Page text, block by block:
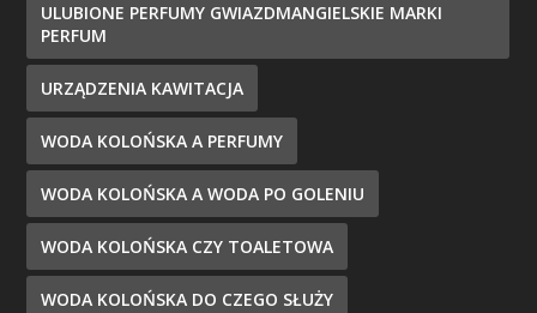
ULUBIONE PERFUMY GWIAZDMANGIELSKIE MARKI
PERFUM
URZĄDZENIA KAWITACJA
WODA KOLOŃSKA A PERFUMY
WODA KOLOŃSKA A WODA PO GOLENIU
WODA KOLOŃSKA CZY TOALETOWA
WODA KOLOŃSKA DO CZEGO SŁUŻY